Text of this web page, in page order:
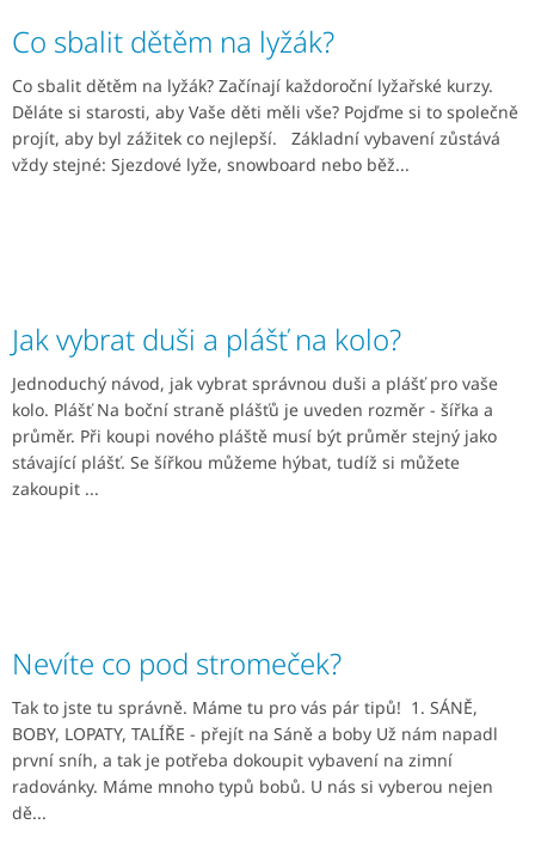
Co sbalit dětěm na lyžák?
Co sbalit dětěm na lyžák? Začínají každoroční lyžařské kurzy.
Děláte si starosti, aby Vaše děti měli vše? Pojďme si to společně
projít, aby byl zážitek co nejlepší. Základní vybavení zůstává
vždy stejné: Sjezdové lyže, snowboard nebo běž...
Jak vybrat duši a plášť na kolo?
Jednoduchý návod, jak vybrat správnou duši a plášť pro vaše
kolo. Plášť Na boční straně plášťů je uveden rozměr - šířka a
průměr. Při koupi nového pláště musí být průměr stejný jako
stávající plášť. Se šířkou můžeme hýbat, tudíž si můžete
zakoupit ...
Nevíte co pod stromeček?
Tak to jste tu správně. Máme tu pro vás pár tipů! 1. SÁNĚ,
BOBY, LOPATY, TALÍŘE - přejít na Sáně a boby Už nám napadl
první sníh, a tak je potřeba dokoupit vybavení na zimní
radovánky. Máme mnoho typů bobů. U nás si vyberou nejen
dě...